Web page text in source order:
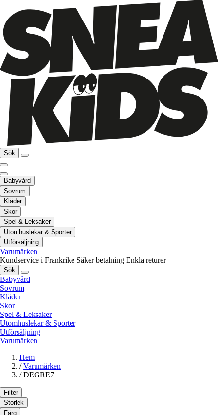
Sök
Babyvård
Sovrum
Kläder
Skor
Spel & Leksaker
Utomhuslekar & Sporter
Utförsäljning
Varumärken
Kundservice i Frankrike Säker betalning Enkla returer
Sök
Babyvård
Sovrum
Kläder
Skor
Spel & Leksaker
Utomhuslekar & Sporter
Utförsäljning
Varumärken
Hem
/ Varumärken
/ DEGRE7
Filter
Storlek
Färg